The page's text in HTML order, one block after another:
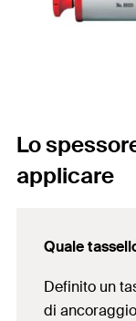
Lo
applicare
Quale
Definito un
di